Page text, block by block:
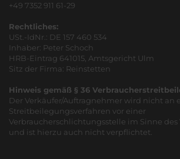
+49 7352 911 61-29
Rechtliches:
USt.-IdNr.: DE 157 460 534
Inhaber: Peter Schoch
HRB-Eintrag 641015, Amtsgericht Ulm
Sitz der Firma: Reinstetten
Hinweis gemäß § 36
Der Verkäufer/Auftragnehmer wird nicht an
Streitbeilegungsverfahren vor einer
Verbraucherschlichtungsstelle im Sinne des
und ist hierzu auch nicht verpflichtet.